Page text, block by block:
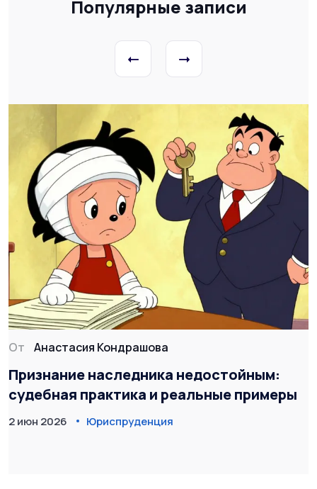
Популярные записи
От Анастасия Кондрашова
Признание наследника недостойным:
судебная практика и реальные примеры
2 июн 2026 Юриспруденция